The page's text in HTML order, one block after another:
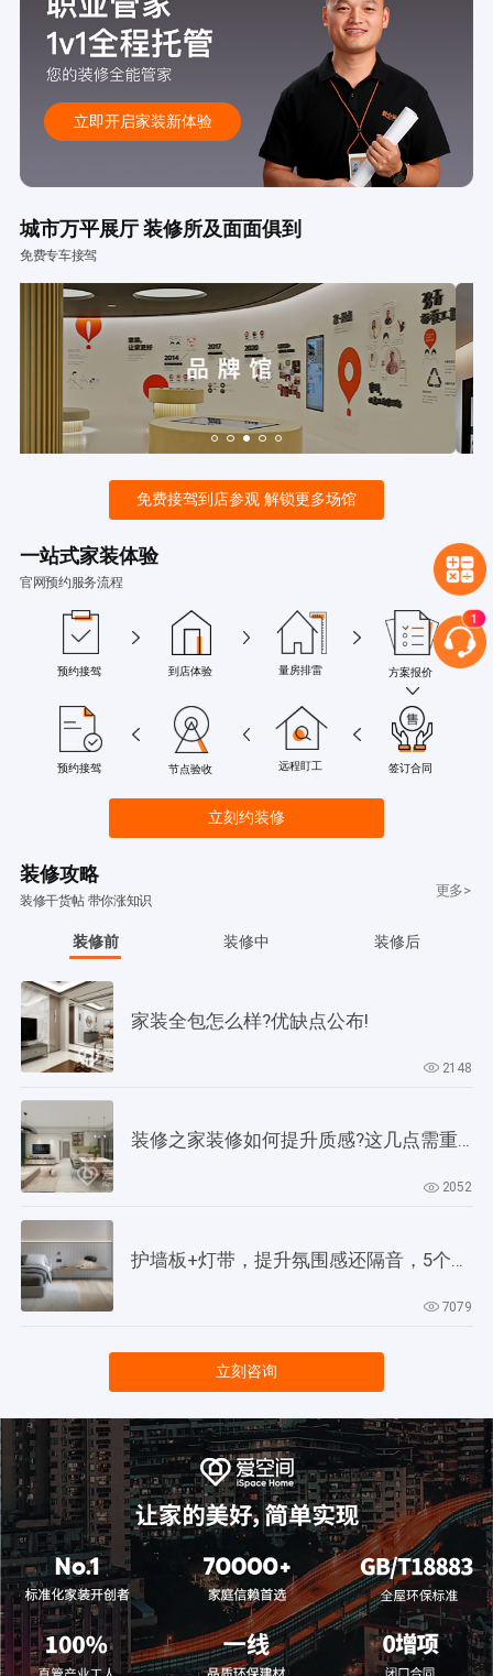
立即开启家装新体验
城市万平展厅 装修所及面面俱到
免费专车接驾
免费接驾到店参观 解锁更多场馆
一站式家装体验
官网预约服务流程
预约接驾 到店体验 量房排雷 方案报价
预约接驾 节点验收 远程盯工 签订合同
立刻约装修
装修攻略
装修干货帖 带你涨知识
更多>
装修前 装修中 装修后
家装全包怎么样?优缺点公布!
2148
装修之家装修如何提升质感?这几点需重视起来
2052
7079
立刻咨询